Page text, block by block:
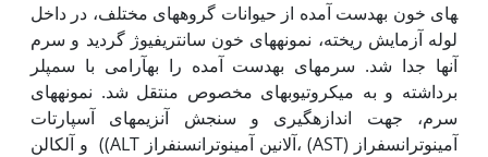
های خون به‏دست آمده از حیوانات گروه‏های مختلف، در داخل
لوله آزمایش ریخته، نمونه­های خون سانتریفیوژ گردید و سرم
آن‏ها جدا شد. سرم­های به‏دست آمده را به‏آرامی با سمپلر
برداشته و به میکروتیوب­های مخصوص منتقل شد. نمونه­های
سرم، جهت اندازه­گیری و سنجش آنزیم­های آسپارتات
آمینوترانسفراز (AST) ،آلانین آمینوترانسنفراز ALT)) و آلکالن